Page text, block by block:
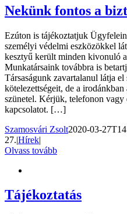
Nekünk fontos a
Ezúton is tájékoztatjuk
személyi védelmi eszközökkel
kesztyű került minden kivonuló
Munkatársaink továbbra is
Társaságunk zavartalanul látja
kötelezettségeit, de a
szünetel. Kérjük, telefonon
kapcsolatot. […]
Szamosvári Zsolt2020-03-
27.|Hírek|
Olvass tovább
Tájékoztatás